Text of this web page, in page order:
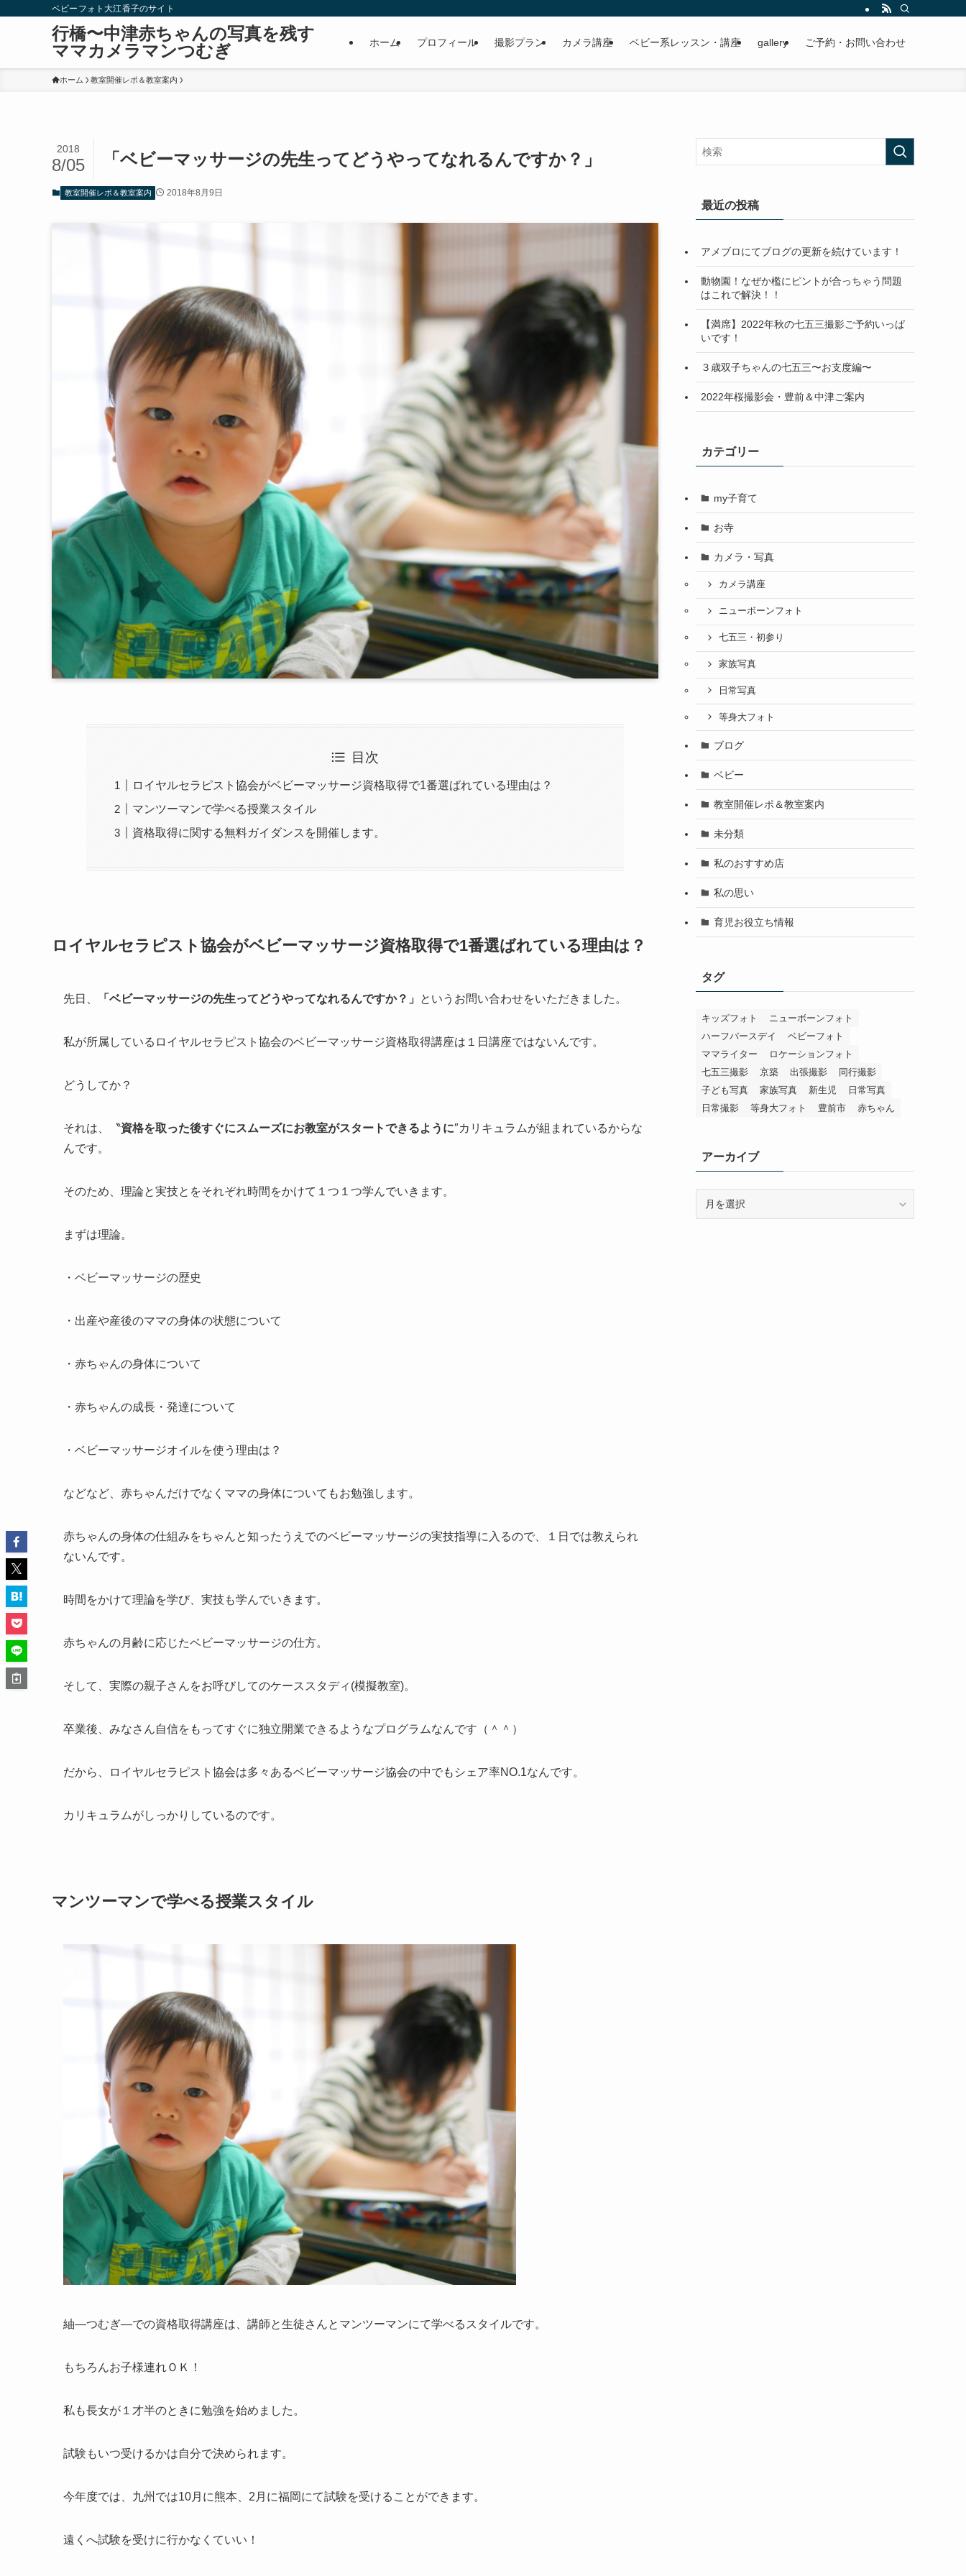
ベビーフォト大江香子のサイト
行橋〜中津赤ちゃんの写真を残す
ママカメラマンつむぎ
ホーム プロフィール 撮影プラン カメラ講座 ベビー系レッスン・講座 gallery ご予約・お問い合わせ
ホーム 教室開催レポ＆教室案内
「ベビーマッサージの先生ってどうやってなれるんですか？」
2018
8/05
教室開催レポ＆教室案内 2018年8月9日
目次
ロイヤルセラピスト協会がベビーマッサージ資格取得で1番選ばれている理由は？
マンツーマンで学べる授業スタイル
資格取得に関する無料ガイダンスを開催します。
ロイヤルセラピスト協会がベビーマッサージ資格取得で1番選ばれている理由は？
先日、 「ベビーマッサージの先生ってどうやってなれるんですか？」 というお問い合わせをいただきました。
私が所属しているロイヤルセラピスト協会のベビーマッサージ資格取得講座は１日講座ではないんです。
どうしてか？
それは、〝資格を取った後すぐにスムーズにお教室がスタートできるように″カリキュラムが組まれているからな
んです。
そのため、理論と実技とをそれぞれ時間をかけて１つ１つ学んでいきます。
まずは理論。
・ベビーマッサージの歴史
・出産や産後のママの身体の状態について
・赤ちゃんの身体について
・赤ちゃんの成長・発達について
・ベビーマッサージオイルを使う理由は？
などなど、赤ちゃんだけでなくママの身体についてもお勉強します。
赤ちゃんの身体の仕組みをちゃんと知ったうえでのベビーマッサージの実技指導に入るので、１日では教えられ
ないんです。
時間をかけて理論を学び、実技も学んでいきます。
赤ちゃんの月齢に応じたベビーマッサージの仕方。
そして、実際の親子さんをお呼びしてのケーススタディ(模擬教室)。
卒業後、みなさん自信をもってすぐに独立開業できるようなプログラムなんです（＾＾）
だから、ロイヤルセラピスト協会は多々あるベビーマッサージ協会の中でもシェア率NO.1なんです。
カリキュラムがしっかりしているのです。
マンツーマンで学べる授業スタイル
紬―つむぎ―での資格取得講座は、講師と生徒さんとマンツーマンにて学べるスタイルです。
もちろんお子様連れＯＫ！
私も長女が１才半のときに勉強を始めました。
試験もいつ受けるかは自分で決められます。
今年度では、九州では10月に熊本、2月に福岡にて試験を受けることができます。
遠くへ試験を受けに行かなくていい！
最近の投稿
アメブロにてブログの更新を続けています！
動物園！なぜか檻にピントが合っちゃう問題
はこれで解決！！
【満席】2022年秋の七五三撮影ご予約いっぱ
いです！
３歳双子ちゃんの七五三〜お支度編〜
2022年桜撮影会・豊前＆中津ご案内
カテゴリー
my子育て
お寺
カメラ・写真
カメラ講座
ニューボーンフォト
七五三・初参り
家族写真
日常写真
等身大フォト
ブログ
ベビー
教室開催レポ＆教室案内
未分類
私のおすすめ店
私の思い
育児お役立ち情報
タグ
キッズフォト
ニューボーンフォト
ハーフバースデイ
ベビーフォト
ママライター
ロケーションフォト
七五三撮影
京築 出張撮影
同行撮影
子ども写真
家族写真 新生児
日常写真
日常撮影
等身大フォト 豊前市 赤ちゃん
アーカイブ